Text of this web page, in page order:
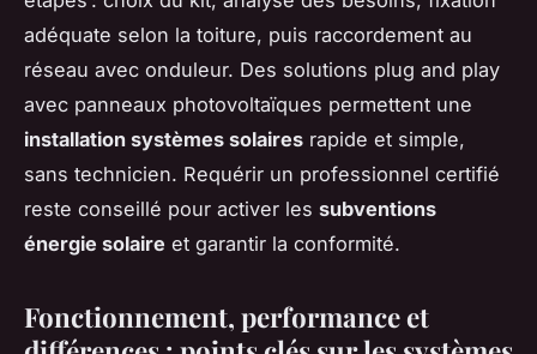
adéquate selon la toiture, puis raccordement au
réseau avec onduleur. Des solutions plug and play
avec panneaux photovoltaïques permettent une
installation systèmes solaires rapide et simple,
sans technicien. Requérir un professionnel certifié
reste conseillé pour activer les subventions
énergie solaire et garantir la conformité.
Fonctionnement, performance et